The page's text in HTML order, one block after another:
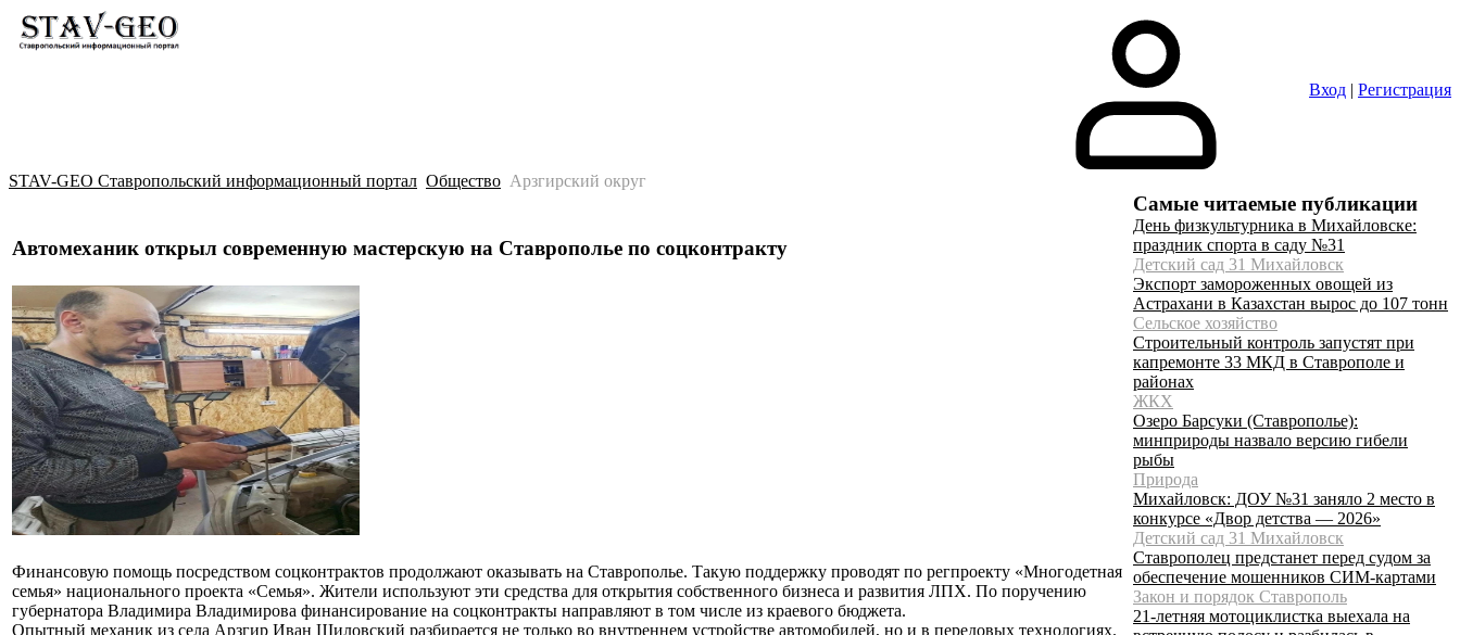
Вход | Регистрация
STAV-GEO Ставропольский информационный портал Общество Арзгирский округ
Автомеханик открыл современную мастерскую на Ставрополье по соцконтракту
Финансовую помощь посредством соцконтрактов продолжают оказывать на Ставрополье. Такую поддержку проводят по регпроекту «Многодетная
семья» национального проекта «Семья». Жители используют эти средства для открытия собственного бизнеса и развития ЛПХ. По поручению
губернатора Владимира Владимирова финансирование на соцконтракты направляют в том числе из краевого бюджета.
Опытный механик из села Арзгир Иван Шиловский разбирается не только во внутреннем устройстве автомобилей, но и в передовых технологиях.
Самые читаемые публикации
День физкультурника в Михайловске:
праздник спорта в саду №31
Детский сад 31 Михайловск
Экспорт замороженных овощей из
Астрахани в Казахстан вырос до 107 тонн
Сельское хозяйство
Строительный контроль запустят при
капремонте 33 МКД в Ставрополе и
районах
ЖКХ
Озеро Барсуки (Ставрополье):
минприроды назвало версию гибели
рыбы
Природа
Михайловск: ДОУ №31 заняло 2 место в
конкурсе «Двор детства — 2026»
Детский сад 31 Михайловск
Ставрополец предстанет перед судом за
обеспечение мошенников СИМ-картами
Закон и порядок Ставрополь
21-летняя мотоциклистка выехала на